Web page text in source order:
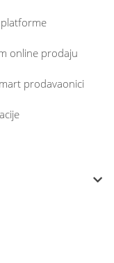
online prodaju
prodavaonici